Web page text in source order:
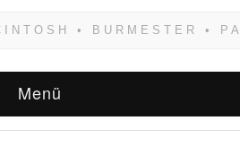
Und noch was: Hifi
Menü